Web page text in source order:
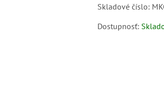
Skladové číslo:
Dostupnosť: